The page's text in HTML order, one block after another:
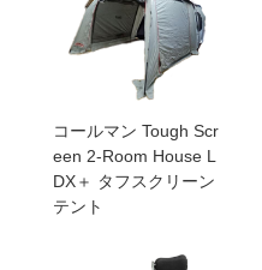
コールマン Tough Scr
een 2-Room House L
DX＋ タフスクリーン
テント